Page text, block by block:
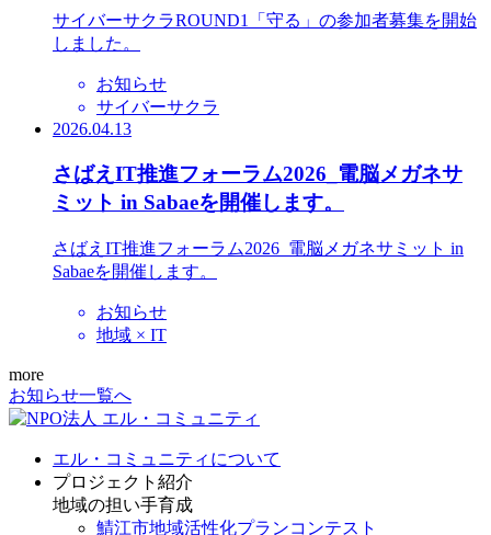
サイバーサクラROUND1「守る」の参加者募集を開始
しました。
お知らせ
サイバーサクラ
2026.04.13
さばえIT推進フォーラム2026_電脳メガネサ
ミット in Sabaeを開催します。
さばえIT推進フォーラム2026_電脳メガネサミット in
Sabaeを開催します。
お知らせ
地域 × IT
more
お知らせ一覧へ
エル・コミュニティについて
プロジェクト紹介
地域の担い手育成
鯖江市地域活性化プランコンテスト